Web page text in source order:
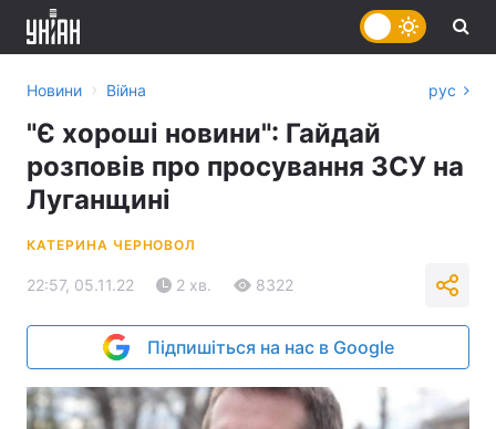
Новини › Війна рус
"Є хороші новини": Гайдай
розповів про просування ЗСУ на
Луганщині
КАТЕРИНА ЧЕРНОВОЛ
22:57, 05.11.22 2 хв. 8322
Підпишіться на нас в Google